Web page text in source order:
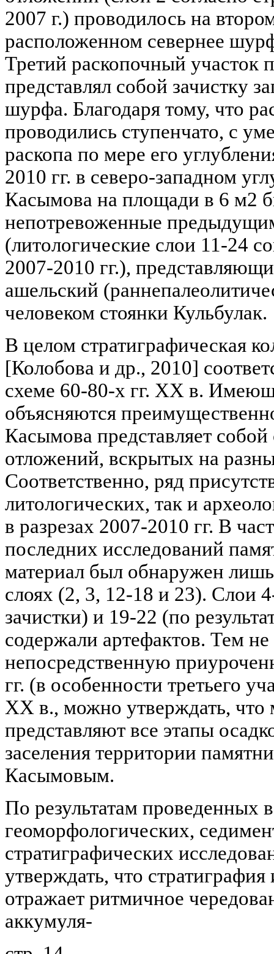
2007 г.) проводилось на
расположенном севернее
Третий раскопочный участок
представлял собой зачистку
шурфа. Благодаря тому, что
проводились ступенчато, с
раскопа по мере его
2010 гг. в северо-западном
Касымова на площади в 6 м2
непотревоженные
(литологические слои 11-24
2007-2010 гг.),
ашельский
человеком стоянки Кульбулак.
В целом стратиграфическая
[Колобова и др., 2010]
схеме 60-80-х гг. XX в.
объясняются
Касымова представляет
отложений, вскрытых на
Соответственно, ряд
литологических, так и
в разрезах 2007-2010 гг. В
последних исследований
материал был обнаружен
слоях (2, 3, 12-18 и 23). Слои
зачистки) и 19-22 (по
содержали артефактов. Тем
непосредственную
гг. (в особенности третьего
XX в., можно утверждать, что
представляют все этапы
заселения территории
Касымовым.
По результатам проведенных
геоморфологических,
стратиграфических
утверждать, что стратиграфия
отражает ритмичное
аккумуля-